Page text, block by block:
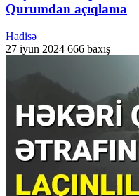
Qurumdan açıqlama
Hadisə
27 iyun 2024 666 baxış